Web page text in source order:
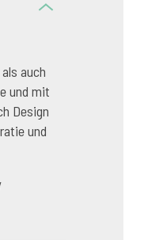
auch
und mit
Design
und